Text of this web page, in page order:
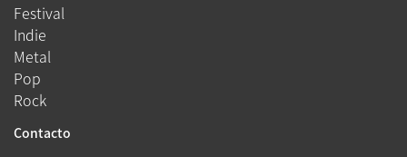
Festival
Indie
Metal
Pop
Rock
Contacto